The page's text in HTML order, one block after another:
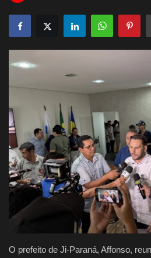
Política
Justiça
Educação
Galeria
Saúde
O prefeito de Ji-Paraná, Affonso,